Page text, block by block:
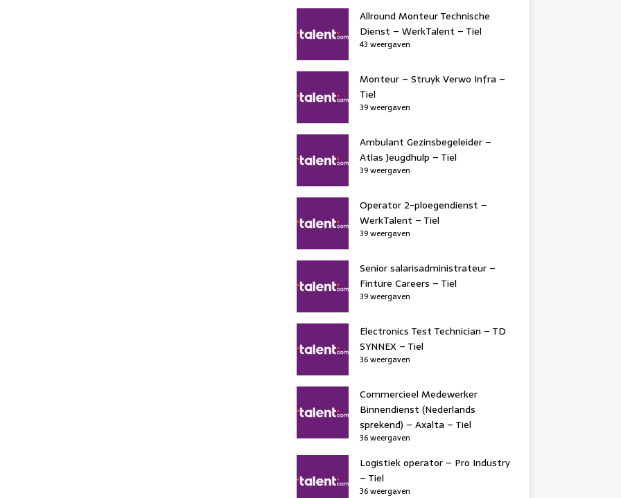
Allround Monteur Technische
Dienst – WerkTalent – Tiel
43 weergaven
Monteur – Struyk Verwo Infra –
Tiel
39 weergaven
Ambulant Gezinsbegeleider –
Atlas Jeugdhulp – Tiel
39 weergaven
Operator 2-ploegendienst –
WerkTalent – Tiel
39 weergaven
Senior salarisadministrateur –
Finture Careers – Tiel
39 weergaven
Electronics Test Technician – TD
SYNNEX – Tiel
36 weergaven
Commercieel Medewerker
Binnendienst (Nederlands
sprekend) – Axalta – Tiel
36 weergaven
Logistiek operator – Pro Industry
– Tiel
36 weergaven